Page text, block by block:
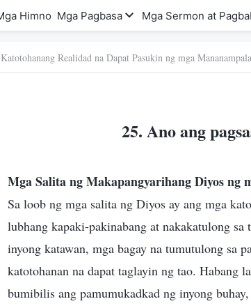
Himno Mga Pagbasa Mga Sermon at
Realidad na Dapat Pasukin ng mga
25. Ano ang
Mga Salita ng Makapangyarihang Diyos ng
Sa loob ng mga salita ng Diyos ay ang mga
lubhang kapaki-pakinabang at nakakatulong
inyong katawan, mga bagay na tumutulong sa
katotohanan na dapat taglayin ng tao. Habang
bumibilis ang pamumukadkad ng inyong